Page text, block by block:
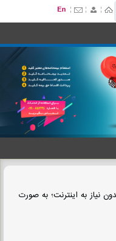
نیاز به اینترنت؛ به صورت